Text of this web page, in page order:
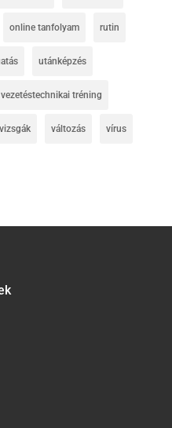
online tanfolyam rutin
utánképzés
vezetéstechnikai tréning
vizsgák változás vírus